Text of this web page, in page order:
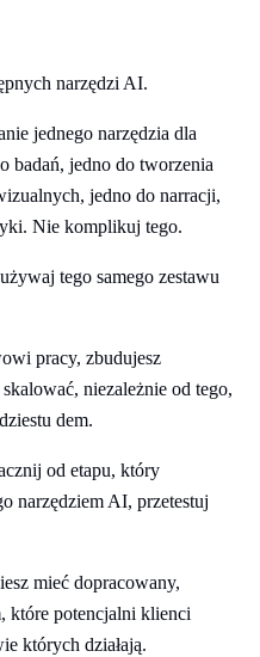
narzędzi AI.
jednego narzędzia dla
badań, jedno do tworzenia
jedno do narracji,
Nie komplikuj tego.
tego samego zestawu
pracy, zbudujesz
niezależnie od tego,
dem.
od etapu, który
narzędziem AI, przetestuj
mieć dopracowany,
które potencjalni klienci
których działają.